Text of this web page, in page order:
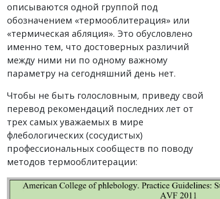
описываются одной группой под
обозначением «термооблитерация» или
«термическая абляция». Это обусловлено
именно тем, что достоверных различий
между ними ни по одному важному
параметру на сегодняшний день нет.
Чтобы не быть голословным, приведу свой
перевод рекомендаций последних лет от
трех самых уважаемых в мире
флебологических (сосудистых)
профессиональных сообществ по поводу
методов термооблитерации: